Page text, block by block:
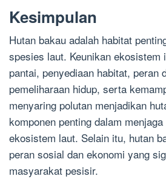
Kesimpulan
Hutan bakau adalah habitat
spesies laut. Keunikan ekosistem
pantai, penyediaan habitat, peran
pemeliharaan hidup, serta
menyaring polutan menjadikan
komponen penting dalam
ekosistem laut. Selain itu, hutan
peran sosial dan ekonomi yang
masyarakat pesisir.